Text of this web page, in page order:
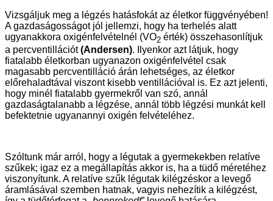
Vizsgáljuk meg a légzés hatásfokát az életkor függvényében!
A gazdaságosságot jól jellemzi, hogy ha terhelés alatt
ugyanakkora oxigénfelvételnél (VO2 érték) összehasonlítjuk
a percventillációt(Andersen). Ilyenkor azt látjuk, hogy
fiatalabb életkorban ugyanazon oxigénfelvétel csak
magasabb percventilláció árán lehetséges, az életkor
előrehaladtával viszont kisebb ventillációval is. Ez azt jelenti,
hogy minél fiatalabb gyermekről van szó, annál
gazdaságtalanabb a légzése, annál több légzési munkát kell
befektetnie ugyanannyi oxigén felvételéhez.
Szóltunk már arról, hogy a légutak a gyermekekben relatíve
szűkek; igaz ez a megállapítás akkor is, ha a tüdő méretéhez
viszonyítunk. A relatíve szűk légutak kilégzéskor a levegő
áramlásával szemben hatnak, vagyis nehezítik a kilégzést,